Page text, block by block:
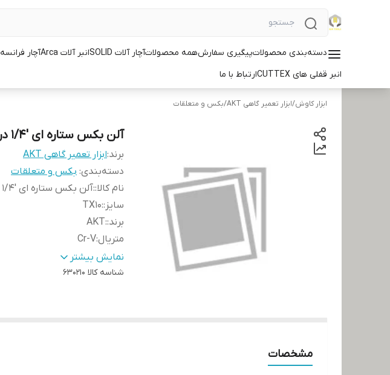
دسته‌بندی محصولاتپیگیری سفارشهمه محصولاتآچار آلات SOLID انبر آلات Arca آچار فرانسه Proxene
انبر قفلی های CUTTEX
ارتباط با ما
ابزار کاوش/ابزار تعمیر گاهی AKT /بکس و متعلقات
آلن بکس ستاره ای '1/4 درایو بسته 5 عددی سایز TX10
برند:ابزار تعمیر گاهی AKT
دسته‌بندی: بکس و متعلقات
نام کالا::آلن بکس ستاره ای '1/4 درایو
سایز::
TX10
برند::
AKT
متریال:
Cr-V
کشور سازنده: تایوان نمایش بیشتر
شناسه کالا 630210
مشخصات